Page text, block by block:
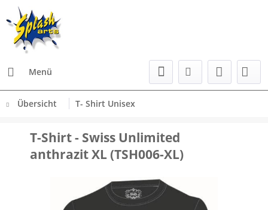
Menü
Übersicht T- Shirt Unisex
T-Shirt - Swiss Unlimited
anthrazit XL (TSH006-XL)